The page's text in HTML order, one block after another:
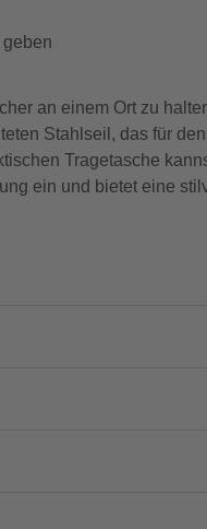
an einem Ort zu
Stahlseil, das für
Tragetasche
ein und bietet eine